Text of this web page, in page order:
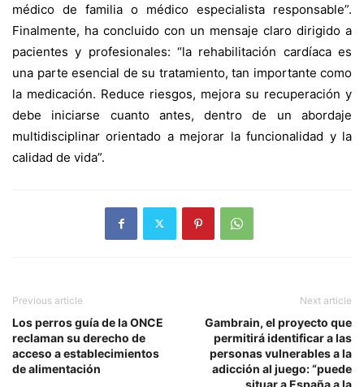
médico de familia o médico especialista responsable”.
Finalmente, ha concluido con un mensaje claro dirigido a
pacientes y profesionales: “la rehabilitación cardíaca es
una parte esencial de su tratamiento, tan importante como
la medicación. Reduce riesgos, mejora su recuperación y
debe iniciarse cuanto antes, dentro de un abordaje
multidisciplinar orientado a mejorar la funcionalidad y la
calidad de vida”.
Previous article
Los perros guía de la ONCE
reclaman su derecho de
acceso a establecimientos
de alimentación
Next article
Gambrain, el proyecto que
permitirá identificar a las
personas vulnerables a la
adicción al juego: “puede
situar a España a la